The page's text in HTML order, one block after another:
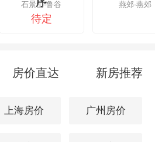
石景山-鲁谷
待定
燕郊-燕郊
房价直达 新房推荐
上海房价 广州房价